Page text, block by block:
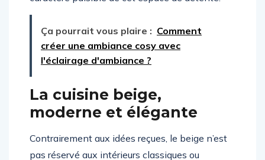
Ça pourrait vous plaire : Comment
créer une ambiance cosy avec
l'éclairage d'ambiance ?
La cuisine beige,
moderne et élégante
Contrairement aux idées reçues, le beige n’est
pas réservé aux intérieurs classiques ou